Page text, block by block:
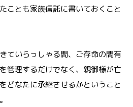
ことも家族信託に書いておくこと
ていらっしゃる間、ご存命の間有
管理するだけでなく、親御様が亡
どなたに承継させるかということ